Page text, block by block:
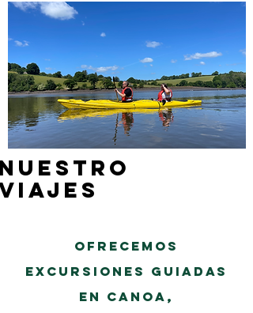
Ofrecemos
excursiones guiadas
en canoa,